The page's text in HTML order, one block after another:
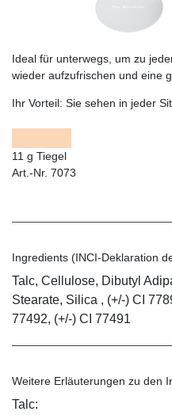
Ideal für unterwegs, um zu
wieder aufzufrischen und eine
Ihr Vorteil: Sie sehen in jeder
11 g Tiegel
Art.-Nr. 7073
Ingredients (INCI-Deklaration
Talc, Cellulose, Dibutyl
Stearate, Silica , (+/-) CI
77492, (+/-) CI 77491
Weitere Erläuterungen zu den
Talc: